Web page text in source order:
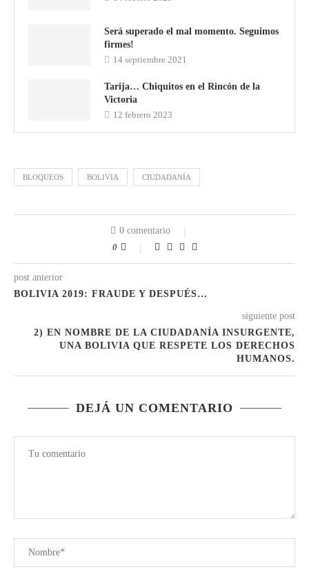
Será superado el mal momento. Seguimos
firmes!
14 septiembre 2021
Tarija… Chiquitos en el Rincón de la
Victoria
12 febrero 2023
BLOQUEOS BOLIVIA CIUDADANÍA
0 comentario
0
post anterior
BOLIVIA 2019: FRAUDE Y DESPUÉS…
siguiente post
2) EN NOMBRE DE LA CIUDADANÍA INSURGENTE,
UNA BOLIVIA QUE RESPETE LOS DERECHOS
HUMANOS.
DEJÁ UN COMENTARIO